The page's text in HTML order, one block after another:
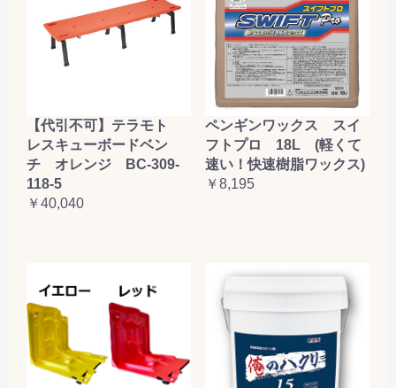
【代引不可】テラモト
レスキューボードベン
チ オレンジ BC-309-
118-5
￥40,040
ペンギンワックス スイ
フトプロ 18L (軽くて
速い！快速樹脂ワックス)
￥8,195